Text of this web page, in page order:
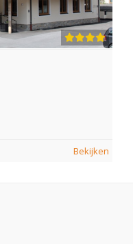
Bekijken